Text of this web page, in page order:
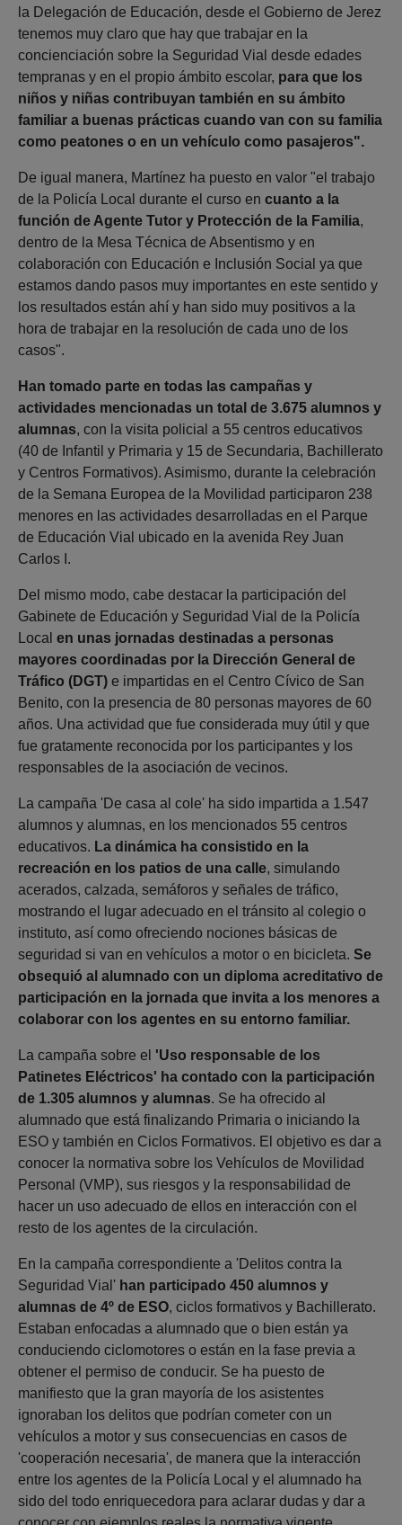
la Delegación de Educación, desde el Gobierno de Jerez
tenemos muy claro que hay que trabajar en la
concienciación sobre la Seguridad Vial desde edades
tempranas y en el propio ámbito escolar, para que los
niños y niñas contribuyan también en su ámbito
familiar a buenas prácticas cuando van con su familia
como peatones o en un vehículo como pasajeros".
De igual manera, Martínez ha puesto en valor "el trabajo
de la Policía Local durante el curso en cuanto a la
función de Agente Tutor y Protección de la Familia,
dentro de la Mesa Técnica de Absentismo y en
colaboración con Educación e Inclusión Social ya que
estamos dando pasos muy importantes en este sentido y
los resultados están ahí y han sido muy positivos a la
hora de trabajar en la resolución de cada uno de los
casos".
Han tomado parte en todas las campañas y
actividades mencionadas un total de 3.675 alumnos y
alumnas, con la visita policial a 55 centros educativos
(40 de Infantil y Primaria y 15 de Secundaria, Bachillerato
y Centros Formativos). Asimismo, durante la celebración
de la Semana Europea de la Movilidad participaron 238
menores en las actividades desarrolladas en el Parque
de Educación Vial ubicado en la avenida Rey Juan
Carlos I.
Del mismo modo, cabe destacar la participación del
Gabinete de Educación y Seguridad Vial de la Policía
Local en unas jornadas destinadas a personas
mayores coordinadas por la Dirección General de
Tráfico (DGT) e impartidas en el Centro Cívico de San
Benito, con la presencia de 80 personas mayores de 60
años. Una actividad que fue considerada muy útil y que
fue gratamente reconocida por los participantes y los
responsables de la asociación de vecinos.
La campaña 'De casa al cole' ha sido impartida a 1.547
alumnos y alumnas, en los mencionados 55 centros
educativos. La dinámica ha consistido en la
recreación en los patios de una calle, simulando
acerados, calzada, semáforos y señales de tráfico,
mostrando el lugar adecuado en el tránsito al colegio o
instituto, así como ofreciendo nociones básicas de
seguridad si van en vehículos a motor o en bicicleta. Se
obsequió al alumnado con un diploma acreditativo de
participación en la jornada que invita a los menores a
colaborar con los agentes en su entorno familiar.
La campaña sobre el 'Uso responsable de los
Patinetes Eléctricos' ha contado con la participación
de 1.305 alumnos y alumnas. Se ha ofrecido al
alumnado que está finalizando Primaria o iniciando la
ESO y también en Ciclos Formativos. El objetivo es dar a
conocer la normativa sobre los Vehículos de Movilidad
Personal (VMP), sus riesgos y la responsabilidad de
hacer un uso adecuado de ellos en interacción con el
resto de los agentes de la circulación.
En la campaña correspondiente a 'Delitos contra la
Seguridad Vial' han participado 450 alumnos y
alumnas de 4º de ESO, ciclos formativos y Bachillerato.
Estaban enfocadas a alumnado que o bien están ya
conduciendo ciclomotores o están en la fase previa a
obtener el permiso de conducir. Se ha puesto de
manifiesto que la gran mayoría de los asistentes
ignoraban los delitos que podrían cometer con un
vehículos a motor y sus consecuencias en casos de
'cooperación necesaria', de manera que la interacción
entre los agentes de la Policía Local y el alumnado ha
sido del todo enriquecedora para aclarar dudas y dar a